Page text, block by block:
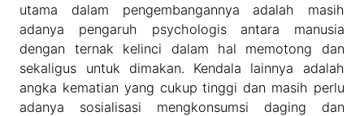
utama dalam pengembangannya adalah masih
adanya pengaruh psychologis antara manusia
dengan ternak kelinci dalam hal memotong dan
sekaligus untuk dimakan. Kendala lainnya adalah
angka kematian yang cukup tinggi dan masih perlu
adanya sosialisasi mengkonsumsi daging dan